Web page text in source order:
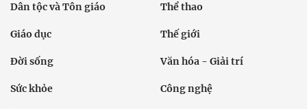
Dân tộc và Tôn giáo Thể thao
Giáo dục Thế giới
Đời sống Văn hóa - Giải trí
Sức khỏe Công nghệ